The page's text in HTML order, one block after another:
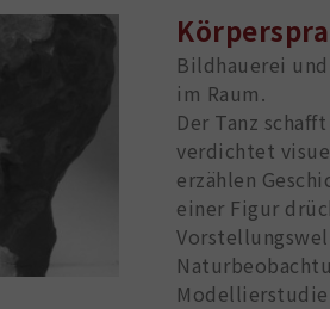
Bildhauerei
im Raum.
Der Tanz
verdichtet
erzählen
einer Figur